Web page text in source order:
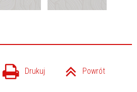
Drukuj Powrót